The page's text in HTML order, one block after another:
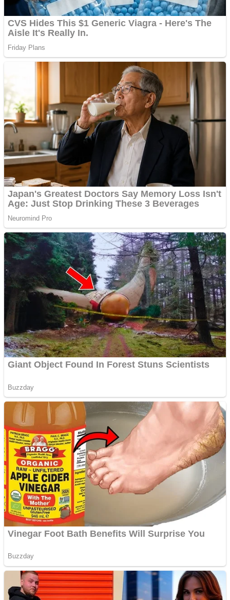
Pastorul Liviu Radu a
trecut la Domnul
Anchetă incendiară la
Gherla, polițist acuzat de
abuz în serviciu
Covid-19: 755 de cazuri
noi în România
metale
Răcitor de apă CW5000
pentru freze cu laser fără
metale
Creez aplicatie
ANDROID pentru siteul
tau
tau
Anuntul tau apare in mai
multe ziare online